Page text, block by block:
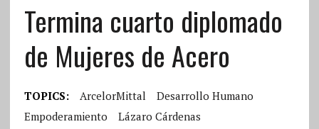
Termina cuarto diplomado
de Mujeres de Acero
TOPICS: ArcelorMittal
Desarrollo Humano
Empoderamiento
Lázaro Cárdenas